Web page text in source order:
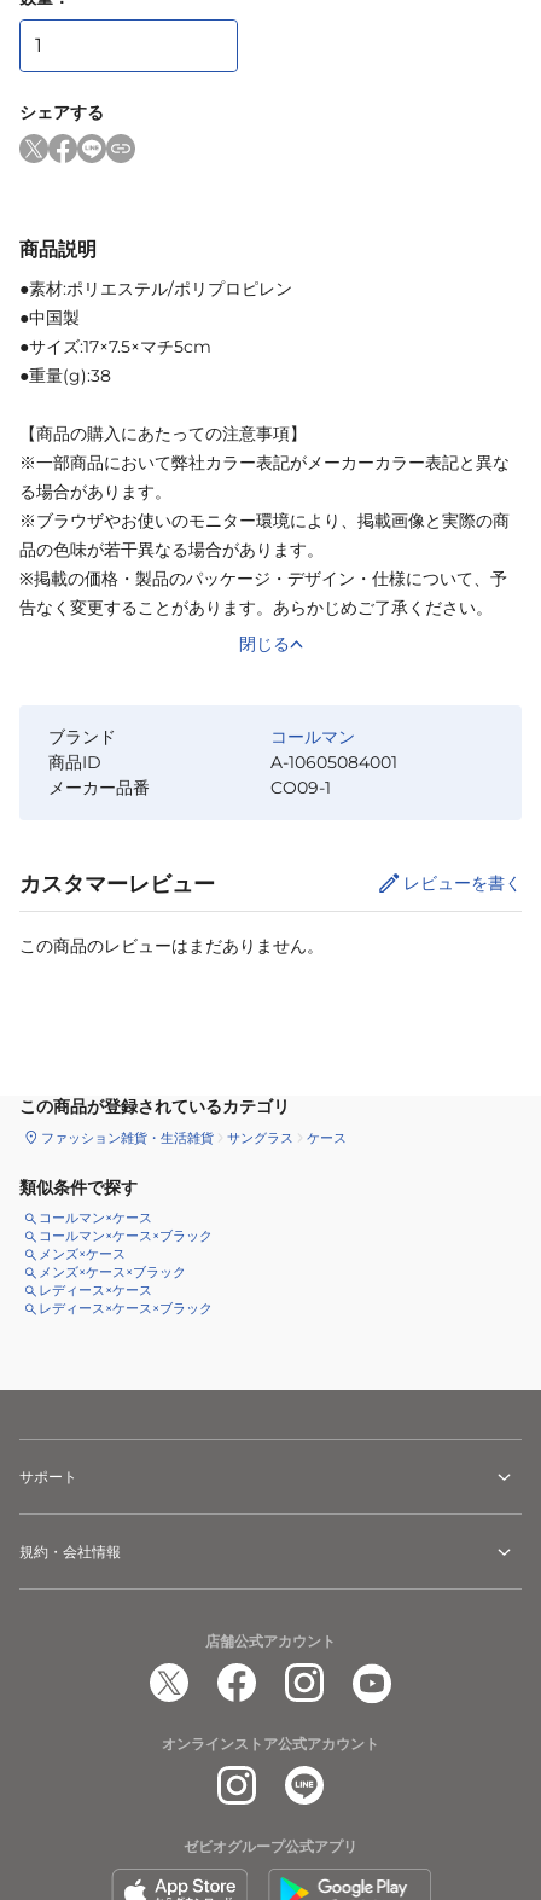
シェアする
商品説明
●素材:ポリエステル/ポリプロピレン
●中国製
●サイズ:17×7.5×マチ5cm
●重量(g):38
【商品の購入にあたっての注意事項】
※一部商品において弊社カラー表記がメーカーカラー表記と異な
る場合があります。
※ブラウザやお使いのモニター環境により、掲載画像と実際の商
品の色味が若干異なる場合があります。
※掲載の価格・製品のパッケージ・デザイン・仕様について、予
告なく変更することがあります。あらかじめご了承ください。
閉じる
ブランド
コールマン
商品ID
A-10605084001
メーカー品番
CO09-1
カスタマーレビュー レビューを書く
この商品のレビューはまだありません。
この商品が登録されているカテゴリ
ファッション雑貨・生活雑貨 サングラス ケース
類似条件で探す
コールマン×ケース
コールマン×ケース×ブラック
メンズ×ケース
メンズ×ケース×ブラック
レディース×ケース
レディース×ケース×ブラック
サポート
規約・会社情報
店舗公式アカウント
オンラインストア公式アカウント
ゼビオグループ公式アプリ